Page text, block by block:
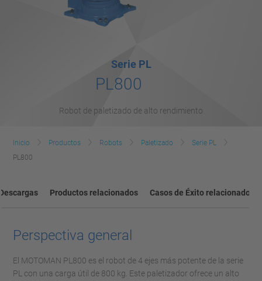
Serie PL
PL800
Robot de paletizado de alto rendimiento
Inicio Productos Robots Paletizado
Serie PL
PL800
Productos relacionados Casos de Éxito relacionados
Perspectiva general
El MOTOMAN PL800 es el robot de 4 ejes más potente de la serie
PL con una carga útil de 800 kg. Este paletizador ofrece un alto